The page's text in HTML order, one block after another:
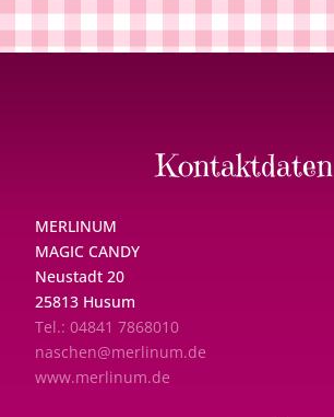
Kontaktdaten
MERLINUM
MAGIC CANDY
Neustadt 20
25813 Husum
Tel.: 04841 7868010
naschen@merlinum.de
www.merlinum.de